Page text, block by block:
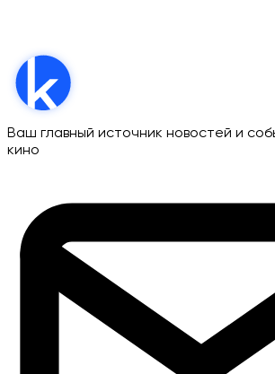
Ваш главный источник новостей и
кино